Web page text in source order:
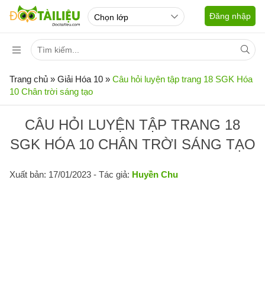
Đăng nhập
Trang chủ » Giải Hóa 10 » Câu hỏi luyện tập trang 18 SGK Hóa
10 Chân trời sáng tạo
CÂU HỎI LUYỆN TẬP TRANG 18
SGK HÓA 10 CHÂN TRỜI SÁNG TẠO
Xuất bản: 17/01/2023 - Tác giả: Huyền Chu